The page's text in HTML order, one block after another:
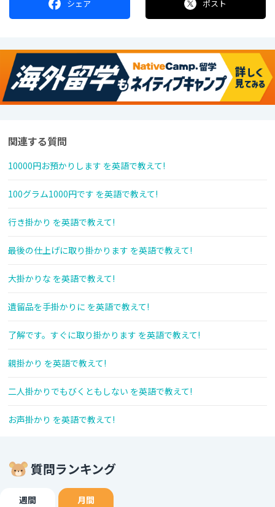
シェア ポスト
関連する質問
10000円お預かりします を英語で教えて!
100グラム1000円です を英語で教えて!
行き掛かり を英語で教えて!
最後の仕上げに取り掛かります を英語で教えて!
大掛かりな を英語で教えて!
遺留品を手掛かりに を英語で教えて!
了解です。すぐに取り掛かります を英語で教えて!
親掛かり を英語で教えて!
二人掛かりでもびくともしない を英語で教えて!
お声掛かり を英語で教えて!
質問ランキング
週間 月間